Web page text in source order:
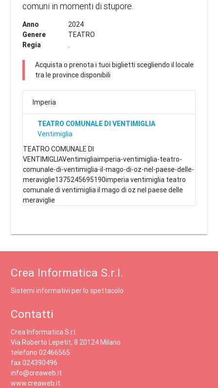
comuni in momenti di stupore.
Anno
2024
Genere
TEATRO
Regia
.
Acquista o prenota i tuoi biglietti scegliendo il locale
tra le province disponibili
Imperia
TEATRO COMUNALE DI VENTIMIGLIA
Ventimiglia
TEATRO COMUNALE DI
VENTIMIGLIAVentimigliaimperia-ventimiglia-teatro-
comunale-di-ventimiglia-il-mago-di-oz-nel-paese-delle-
meraviglie1375245695190imperia ventimiglia teatro
comunale di ventimiglia il mago di oz nel paese delle
meraviglie
Crea Informatica S.r.l.
Sistemi informativi per lo spettacolo
Contatti
Crea Informatica S.r.l.
Via Roberto Lepetit, 8 20124 Milano
telefono 02466565
fax 024390496
info@creaweb.it
www.creaweb.it